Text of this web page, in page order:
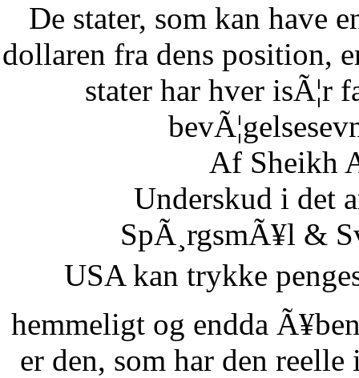
De stater, som kan have
dollaren fra dens position,
stater har hver isÃ¦r
Af Sheikh
Underskud i det
SpÃ¸rgsmÃ¥l &
USA kan trykke
hemmeligt og endda
er den, som har den